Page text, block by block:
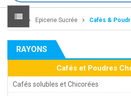
Home Epicerie Sucrée Cafés &
RAYONS
Cafés et Poudres
Cafés solubles et Chicorées